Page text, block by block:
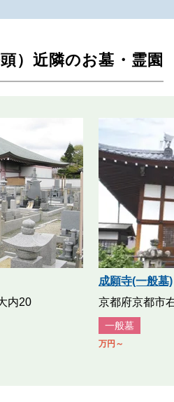
）近隣のお墓・霊園
内20
成願寺(一般墓)
京都府京都市
一般墓
万円～